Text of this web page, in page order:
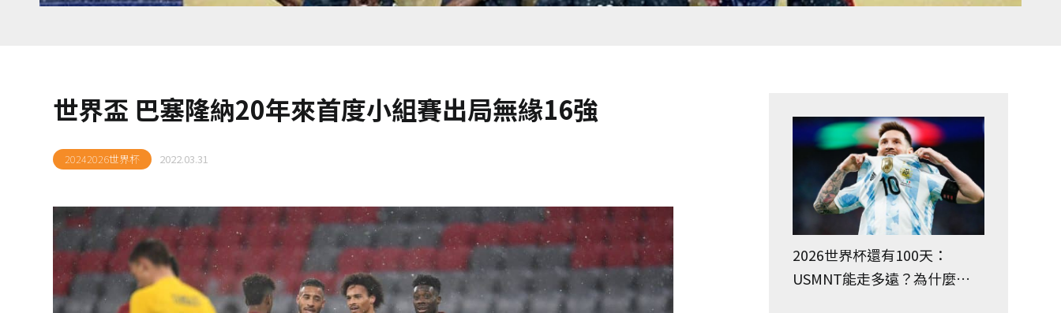
世界盃 巴塞隆納20年來首度小組賽出局無緣16強
20242026世界杯 2022.03.31
2026世界杯還有100天：
USMNT能走多遠？為什麼你